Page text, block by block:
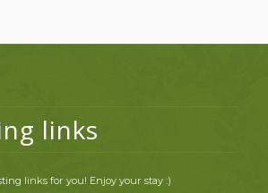
links
links for you! Enjoy your stay :)